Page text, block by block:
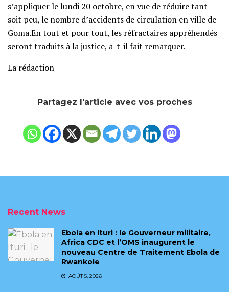
s’appliquer le lundi 20 octobre, en vue de réduire tant
soit peu, le nombre d’accidents de circulation en ville de
Goma.En tout et pour tout, les réfractaires appréhendés
seront traduits à la justice, a-t-il fait remarquer.
La rédaction
Partagez l'article avec vos proches
Recent News
Ebola en Ituri : le Gouverneur militaire,
Africa CDC et l’OMS inaugurent le
nouveau Centre de Traitement Ebola de
Rwankole
AOÛT 5, 2026